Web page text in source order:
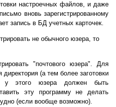
настроечных файлов, и даже
вновь зарегистрированному
запись в БД учетных карточек.
не обычного юзера, то
"почтового юзера". Для
(а тем более заготовки
у этого юзера должен быть
эту программу не делать
(если вообще возможно).